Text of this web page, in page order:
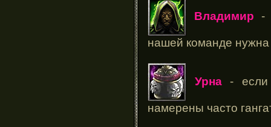
Владимир -
нашей команде нужна
Урна- если
намерены часто